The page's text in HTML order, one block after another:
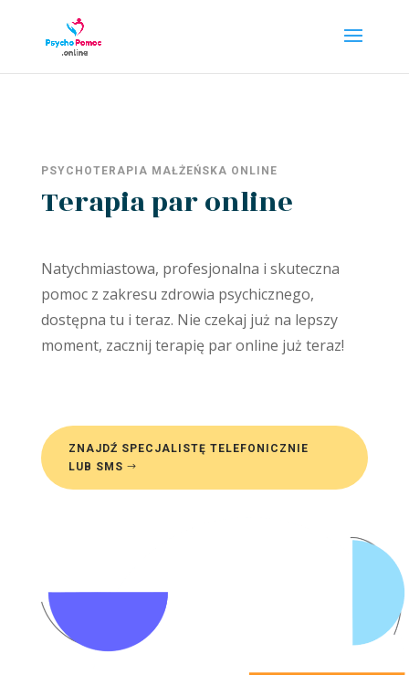
PSYCHOTERAPIA MAŁŻEŃSKA ONLINE
Terapia par online
Natychmiastowa, profesjonalna i skuteczna
pomoc z zakresu zdrowia psychicznego,
dostępna tu i teraz. Nie czekaj już na lepszy
moment, zacznij terapię par online już teraz!
ZNAJDŹ SPECJALISTĘ TELEFONICZNIE
LUB SMS